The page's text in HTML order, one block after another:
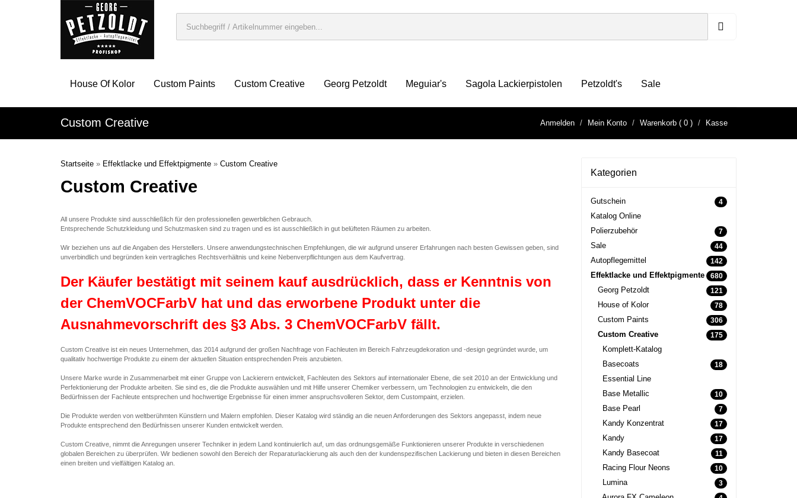
House Of Kolor Custom Paints Custom Creative Georg Petzoldt Meguiar's Sagola Lackierpistolen Petzoldt's Sale
Custom Creative Anmelden Mein Konto Warenkorb ( 0 ) Kasse
Startseite » Effektlacke und Effektpigmente » Custom Creative
Custom Creative
All unsere Produkte sind ausschließlich für den professionellen gewerblichen Gebrauch.
Entsprechende Schutzkleidung und Schutzmasken sind zu tragen und es ist ausschließlich in gut belüfteten Räumen zu arbeiten.
Wir beziehen uns auf die Angaben des Herstellers. Unsere anwendungstechnischen Empfehlungen, die wir aufgrund unserer Erfahrungen nach besten Gewissen geben, sind
unverbindlich und begründen kein vertragliches Rechtsverhältnis und keine Nebenverpflichtungen aus dem Kaufvertrag.
Der Käufer bestätigt mit seinem kauf ausdrücklich, dass er Kenntnis von
der ChemVOCFarbV hat und das erworbene Produkt unter die
Ausnahmevorschrift des §3 Abs. 3 ChemVOCFarbV fällt.
Custom Creative ist ein neues Unternehmen, das 2014 aufgrund der großen Nachfrage von Fachleuten im Bereich Fahrzeugdekoration und -design gegründet wurde, um
qualitativ hochwertige Produkte zu einem der aktuellen Situation entsprechenden Preis anzubieten.
Unsere Marke wurde in Zusammenarbeit mit einer Gruppe von Lackierern entwickelt, Fachleuten des Sektors auf internationaler Ebene, die seit 2010 an der Entwicklung und
Perfektionierung der Produkte arbeiten. Sie sind es, die die Produkte auswählen und mit Hilfe unserer Chemiker verbessern, um Technologien zu entwickeln, die den
Bedürfnissen der Fachleute entsprechen und hochwertige Ergebnisse für einen immer anspruchsvolleren Sektor, dem Custompaint, erzielen.
Die Produkte werden von weltberühmten Künstlern und Malern empfohlen. Dieser Katalog wird ständig an die neuen Anforderungen des Sektors angepasst, indem neue
Produkte entsprechend den Bedürfnissen unserer Kunden entwickelt werden.
Custom Creative, nimmt die Anregungen unserer Techniker in jedem Land kontinuierlich auf, um das ordnungsgemäße Funktionieren unserer Produkte in verschiedenen
globalen Bereichen zu überprüfen. Wir bedienen sowohl den Bereich der Reparaturlackierung als auch den der kundenspezifischen Lackierung und bieten in diesen Bereichen
einen breiten und vielfältigen Katalog an.
Kategorien
Gutschein 4
Katalog Online
Polierzubehör
7
Sale 44
Autopflegemittel 142
Effektlacke und Effektpigmente 680
Georg Petzoldt 121
House of Kolor 78
Custom Paints 306
Custom Creative 175
Komplett-Katalog
Basecoats
18
Essential Line
Base Metallic
10
Base Pearl 7
Kandy Konzentrat 17
Kandy 17
Kandy Basecoat 11
Racing Flour Neons 10
Lumina 3